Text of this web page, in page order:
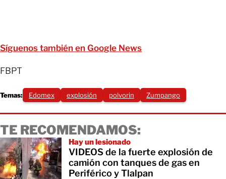
Síguenos también en Google News
FBPT
Temas: Edomex explosión polvorin Zumpango
TE RECOMENDAMOS:
Hay un lesionado
VIDEOS de la fuerte explosión de
camión con tanques de gas en
Periférico y Tlalpan